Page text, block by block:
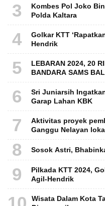
3
Kombes Pol Joko
Polda Kaltara
4
Golkar KTT
Hendrik
5
LEBARAN 2024, 20
BANDARA SAMS
6
Sri Juniarsih
Garap Lahan KBK
7
Aktivitas proyek
Ganggu Nelayan
8 Sosok Astri,
9
Pilkada KTT 2024,
Agil-Hendrik
Wisata Dalam Kota